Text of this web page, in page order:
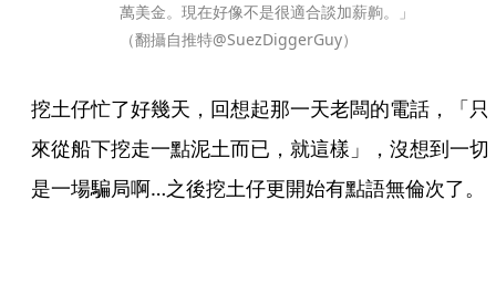
萬美金。現在好像不是很適合談加薪齁。」
（翻攝自推特@SuezDiggerGuy）
挖土仔忙了好幾天，回想起那一天老闆的電話，「只
來從船下挖走一點泥土而已，就這樣」，沒想到一切
是一場騙局啊…之後挖土仔更開始有點語無倫次了。